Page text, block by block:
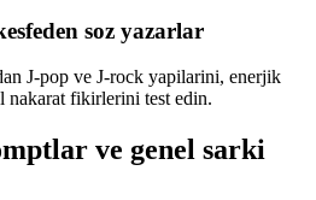
soz yazarlar
J-pop ve J-rock yapilarini, enerjik
nakarat fikirlerini test edin.
ve genel sarki